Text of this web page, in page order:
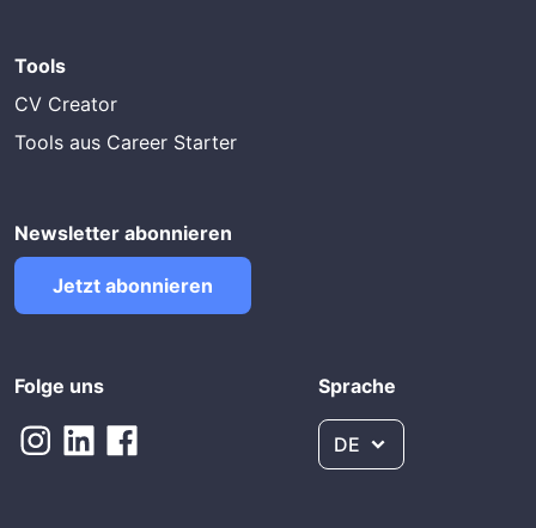
Tools
CV Creator
Tools aus Career Starter
Newsletter abonnieren
Jetzt abonnieren
Folge uns Sprache
DE